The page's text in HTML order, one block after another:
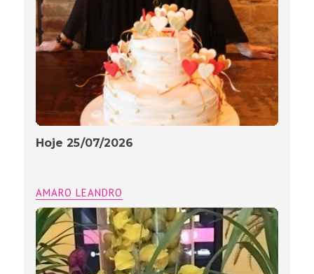
Hoje 25/07/2026
AMARO LEANDRO